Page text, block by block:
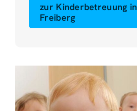
zur Kinderbetreuung in
Freiberg